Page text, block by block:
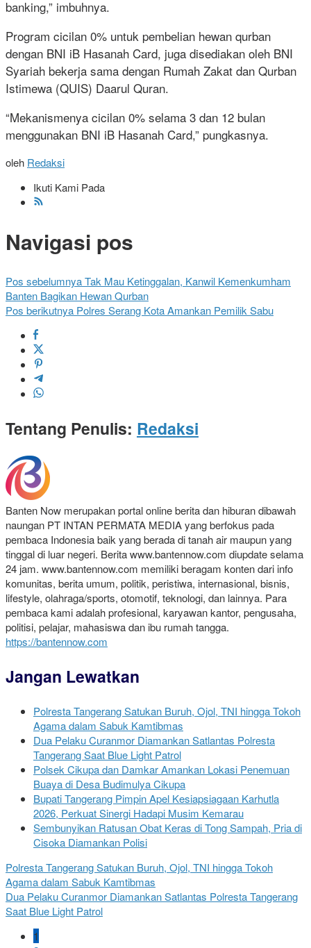
banking,” imbuhnya.
Program cicilan 0% untuk pembelian hewan qurban
dengan BNI iB Hasanah Card, juga disediakan oleh BNI
Syariah bekerja sama dengan Rumah Zakat dan Qurban
Istimewa (QUIS) Daarul Quran.
“Mekanismenya cicilan 0% selama 3 dan 12 bulan
menggunakan BNI iB Hasanah Card,” pungkasnya.
oleh Redaksi
Ikuti Kami Pada
Navigasi pos
Pos sebelumnyaTak Mau Ketinggalan, Kanwil Kemenkumham
Banten Bagikan Hewan Qurban
Pos berikutnya Polres Serang Kota Amankan Pemilik Sabu
Tentang Penulis: Redaksi
Banten Now merupakan portal online berita dan hiburan dibawah
naungan PT INTAN PERMATA MEDIA yang berfokus pada
pembaca Indonesia baik yang berada di tanah air maupun yang
tinggal di luar negeri. Berita www.bantennow.com diupdate selama
24 jam. www.bantennow.com memiliki beragam konten dari info
komunitas, berita umum, politik, peristiwa, internasional, bisnis,
lifestyle, olahraga/sports, otomotif, teknologi, dan lainnya. Para
pembaca kami adalah profesional, karyawan kantor, pengusaha,
politisi, pelajar, mahasiswa dan ibu rumah tangga.
https://bantennow.com
Jangan Lewatkan
Polresta Tangerang Satukan Buruh, Ojol, TNI hingga Tokoh
Agama dalam Sabuk Kamtibmas
Dua Pelaku Curanmor Diamankan Satlantas Polresta
Tangerang Saat Blue Light Patrol
Polsek Cikupa dan Damkar Amankan Lokasi Penemuan
Buaya di Desa Budimulya Cikupa
Bupati Tangerang Pimpin Apel Kesiapsiagaan Karhutla
2026, Perkuat Sinergi Hadapi Musim Kemarau
Sembunyikan Ratusan Obat Keras di Tong Sampah, Pria di
Cisoka Diamankan Polisi
Polresta Tangerang Satukan Buruh, Ojol, TNI hingga Tokoh
Agama dalam Sabuk Kamtibmas
Dua Pelaku Curanmor Diamankan Satlantas Polresta Tangerang
Saat Blue Light Patrol
1